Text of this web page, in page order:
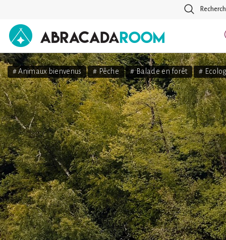
AbracadaRoom
# Animaux bienvenus # Pêche # Balade en forêt #